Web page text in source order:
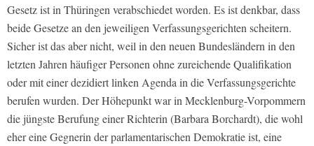
Gesetz ist in Thüringen verabschiedet worden. Es ist denkbar, dass
beide Gesetze an den jeweiligen Verfassungsgerichten scheitern.
Sicher ist das aber nicht, weil in den neuen Bundesländern in den
letzten Jahren häufiger Personen ohne zureichende Qualifikation
oder mit einer dezidiert linken Agenda in die Verfassungsgerichte
berufen wurden. Der Höhepunkt war in Mecklenburg-Vorpommern
die jüngste Berufung einer Richterin (Barbara Borchardt), die wohl
eher eine Gegnerin der parlamentarischen Demokratie ist, eine